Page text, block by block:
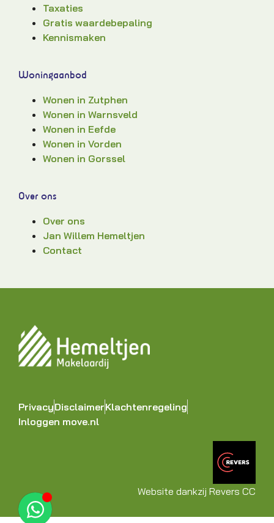
Taxaties
Gratis waardebepaling
Kennismaken
Woningaanbod
Wonen in Zutphen
Wonen in Warnsveld
Wonen in Eefde
Wonen in Vorden
Wonen in Gorssel
Over ons
Over ons
Jan Willem Hemeltjen
Contact
PrivacyDisclaimerKlachtenregeling
Inloggen move.nl
Website dankzij Revers CC